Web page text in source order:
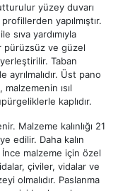
yüzey duvarı
yapılmıştır.
sıva yardımıyla
pürüzsüz ve güzel
Taban
Üst pano
malzemenin ısıl
kaplıdır.
Malzeme kalınlığı 21
edilir. Daha kalın
malzeme için özel
çiviler, vidalar ve
olmalıdır. Paslanma